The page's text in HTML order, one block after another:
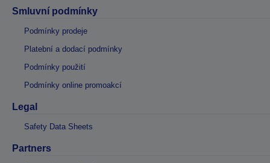
Smluvní podmínky
Podmínky prodeje
Platební a dodací podmínky
Podmínky použití
Podmínky online promoakcí
Legal
Safety Data Sheets
Partners